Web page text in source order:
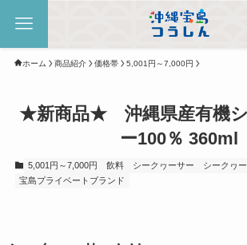
ホーム 商品紹介 価格帯 5,001円～7,000円
★新商品★ 沖縄県産有機シ
ー100％ 360ml
5,001円～7,000円 飲料 シークヮーサー
シークヮ
宝島プライベートブランド